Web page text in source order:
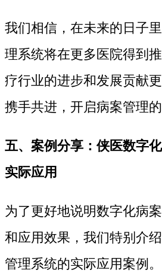
我们相信，在未来的日子
理系统将在更多医院得到
疗行业的进步和发展贡献
携手共进，开启病案管理的
五、案例分享：侠医数字
实际应用
为了更好地说明数字化病
和应用效果，我们特别介
管理系统的实际应用案例。